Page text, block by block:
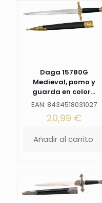
Daga 15780G
Medieval, pomo y
guarda en color...
EAN: 8434518031027
20,99 €
Añadir al carrito